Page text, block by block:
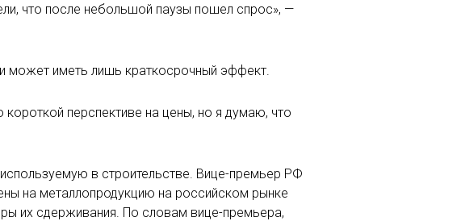
что после небольшой паузы пошел спрос», —
может иметь лишь краткосрочный эффект.
короткой перспективе на цены, но я думаю, что
в строительстве. Вице-премьер РФ
на металлопродукцию на российском рынке
их сдерживания. По словам вице-премьера,